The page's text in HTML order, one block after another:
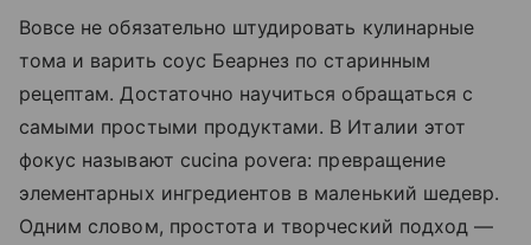
Вовсе не обязательно штудировать кулинарные
тома и варить соус Беарнез по старинным
рецептам. Достаточно научиться обращаться с
самыми простыми продуктами. В Италии этот
фокус называют cucina povera: превращение
элементарных ингредиентов в маленький шедевр.
Одним словом, простота и творческий подход —